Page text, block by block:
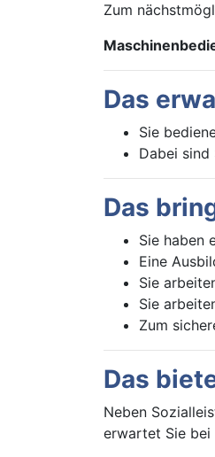
Zum
Das
Sie
Dabei
Das
Sie haben
Eine
Sie
Sie
Zum
Das
Neben
erwartet Sie bei